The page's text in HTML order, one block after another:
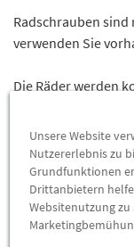
Radschrauben
verwenden Sie
Die Räder werden
Auswuchtgewichte
Das
8W0073548A 8Z8
Unsere Website
Nutzererlebnis zu
Grundfunktionen
Drittanbietern
Websitenutzung